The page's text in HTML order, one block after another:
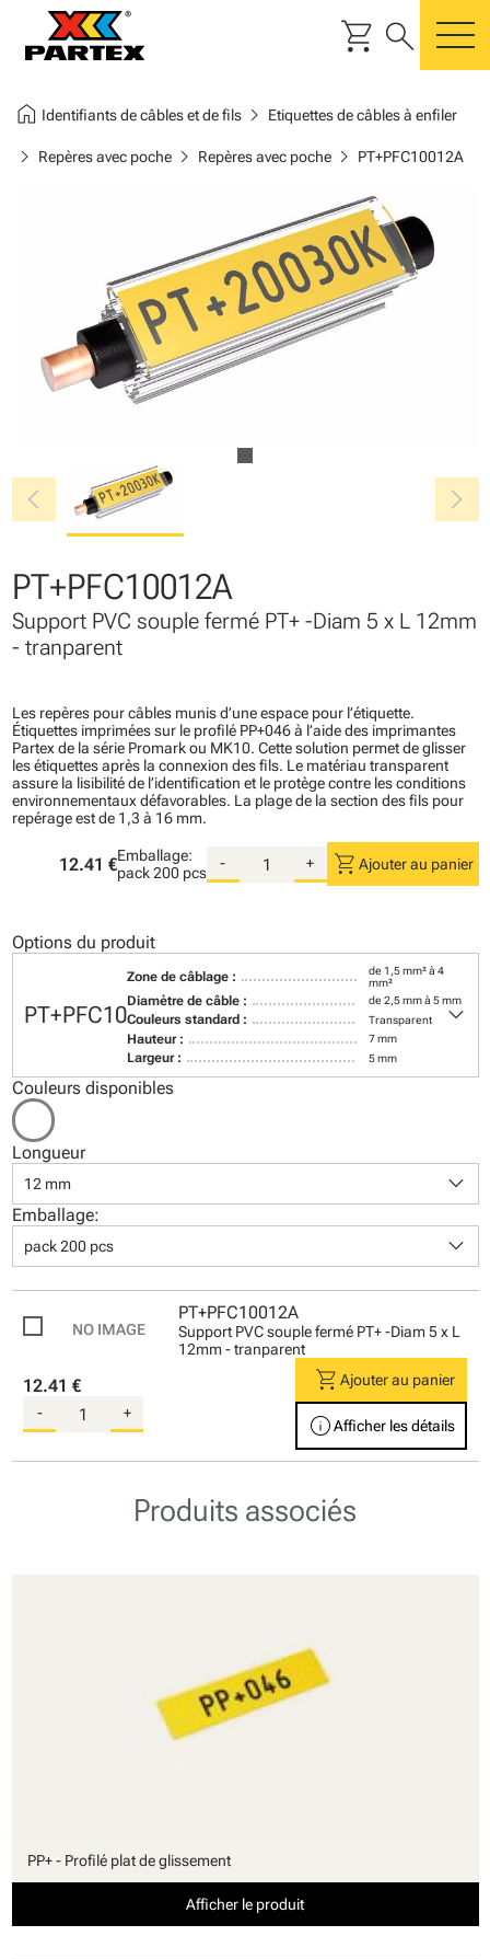
shopping_cart search
home Identifiants de câbles et de filschevron_right Etiquettes de câbles à enfiler
chevron_right Repères avec pochechevron_right Repères avec pochechevron_right PT+PFC10012A
chevron_left chevron_right
PT+PFC10012A
Support PVC souple fermé PT+ -Diam 5 x L 12mm
- tranparent
Les repères pour câbles munis d’une espace pour l’étiquette.
Étiquettes imprimées sur le profilé PP+046 à l’aide des imprimantes
Partex de la série Promark ou MK10. Cette solution permet de glisser
les étiquettes après la connexion des fils. Le matériau transparent
assure la lisibilité de l’identification et le protège contre les conditions
environnementaux défavorables. La plage de la section des fils pour
repérage est de 1,3 à 16 mm.
12.41 €Emballage:
pack200 pcs
- + shopping_cart Ajouter au panier
Options du produit
PT+PFC10
Zone de câblage :
de 1,5 mm² à 4
mm²
Diamètre de câble : de 2,5 mm à 5 mm
Couleurs standard : Transparent
Hauteur : 7 mm
Largeur : 5 mm
keyboard_arrow_down
Couleurs disponibles
Longueur
12 mm keyboard_arrow_down
Emballage:
pack 200 pcs keyboard_arrow_down
PT+PFC10012A
Support PVC souple fermé PT+ -Diam 5 x L
12mm - tranparent
12.41 €
- +
shopping_cart Ajouter au panier
infoAfficher les détails
Produits associés
PP+ - Profilé plat de glissement
Afficher le produit